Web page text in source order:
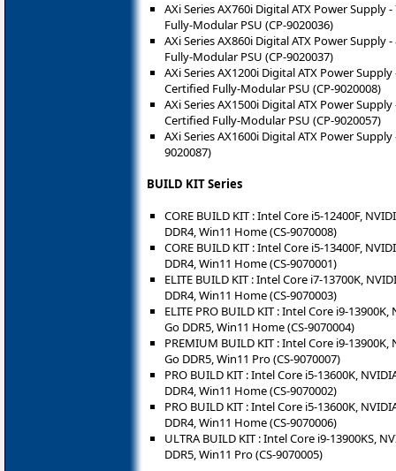
AXi Series AX760i Digital ATX Power Supply
Fully-Modular PSU (CP-9020036)
AXi Series AX860i Digital ATX Power Supply
Fully-Modular PSU (CP-9020037)
AXi Series AX1200i Digital ATX Power
Certified Fully-Modular PSU (CP-9020008)
AXi Series AX1500i Digital ATX Power
Certified Fully-Modular PSU (CP-9020057)
AXi Series AX1600i Digital ATX Power
9020087)
BUILD KIT Series
CORE BUILD KIT : Intel Core i5-12400F,
DDR4, Win11 Home (CS-9070008)
CORE BUILD KIT : Intel Core i5-13400F,
DDR4, Win11 Home (CS-9070001)
ELITE BUILD KIT : Intel Core i7-13700K,
DDR4, Win11 Home (CS-9070003)
ELITE PRO BUILD KIT : Intel Core i9-
Go DDR5, Win11 Home (CS-9070004)
PREMIUM BUILD KIT : Intel Core i9-13900K,
Go DDR5, Win11 Pro (CS-9070007)
PRO BUILD KIT : Intel Core i5-13600K,
DDR4, Win11 Home (CS-9070002)
PRO BUILD KIT : Intel Core i5-13600K,
DDR4, Win11 Home (CS-9070006)
ULTRA BUILD KIT : Intel Core i9-13900KS,
DDR5, Win11 Pro (CS-9070005)